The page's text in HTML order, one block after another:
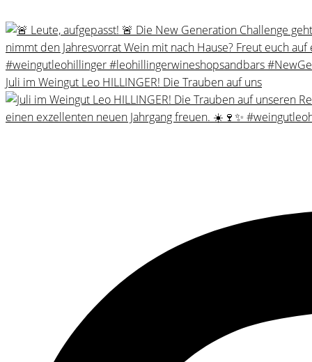
Juli im Weingut Leo HILLINGER! Die Trauben auf uns